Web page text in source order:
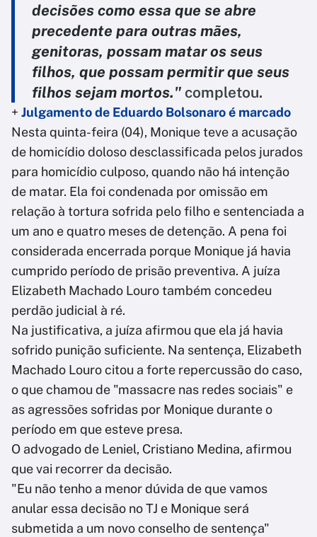
decisões como essa que se abre
precedente para outras mães,
genitoras, possam matar os seus
filhos, que possam permitir que seus
filhos sejam mortos." completou.
+ Julgamento de Eduardo Bolsonaro é marcado
Nesta quinta-feira (04), Monique teve a acusação
de homicídio doloso desclassificada pelos jurados
para homicídio culposo, quando não há intenção
de matar. Ela foi condenada por omissão em
relação à tortura sofrida pelo filho e sentenciada a
um ano e quatro meses de detenção. A pena foi
considerada encerrada porque Monique já havia
cumprido período de prisão preventiva. A juíza
Elizabeth Machado Louro também concedeu
perdão judicial à ré.
Na justificativa, a juíza afirmou que ela já havia
sofrido punição suficiente. Na sentença, Elizabeth
Machado Louro citou a forte repercussão do caso,
o que chamou de "massacre nas redes sociais" e
as agressões sofridas por Monique durante o
período em que esteve presa.
O advogado de Leniel, Cristiano Medina, afirmou
que vai recorrer da decisão.
"Eu não tenho a menor dúvida de que vamos
anular essa decisão no TJ e Monique será
submetida a um novo conselho de sentença"